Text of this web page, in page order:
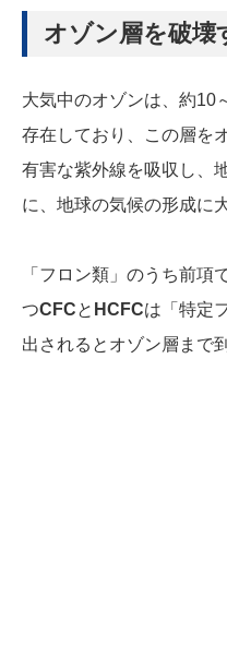
オゾン層を破壊
大気中のオゾンは、約10
存在しており、この層を
有害な紫外線を吸収し、
に、地球の気候の形成に
「フロン類」のうち前項
つCFCと HCFCは「特定
出されるとオゾン層まで